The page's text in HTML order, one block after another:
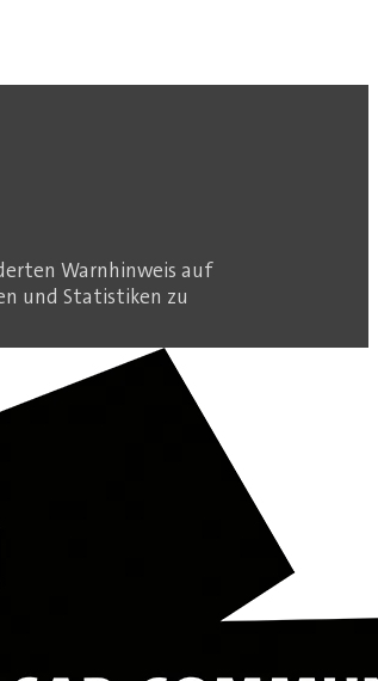
Warnhinweis auf
und Statistiken zu